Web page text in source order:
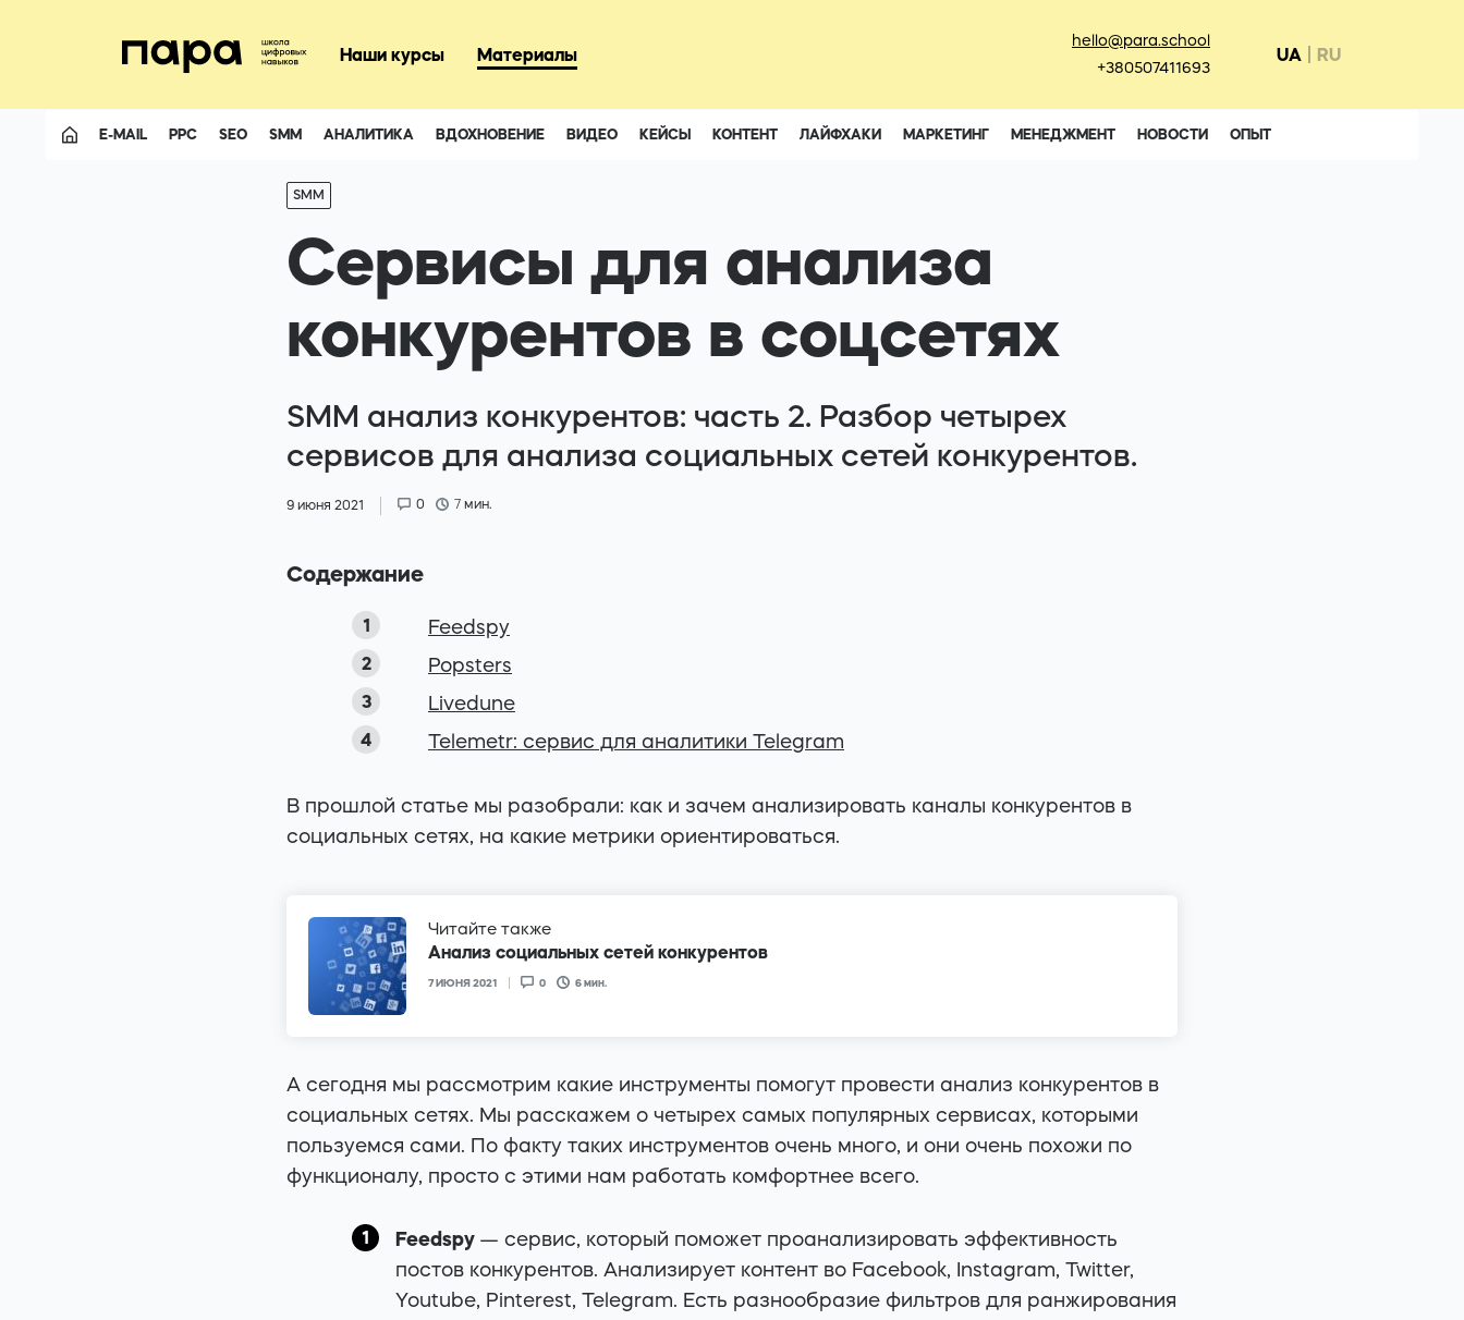
Наши курсы Материалы
hello@para.school
+380507411693
UA RU
E-MAIL PPC SEO SMM АНАЛИТИКА ВДОХНОВЕНИЕ ВИДЕО КЕЙСЫ КОНТЕНТ ЛАЙФХАКИ МАРКЕТИНГ МЕНЕДЖМЕНТ НОВОСТИ ОПЫТ
SMM
Сервисы для анализа
конкурентов в соцсетях
SMM анализ конкурентов: часть 2. Разбор четырех
сервисов для анализа социальных сетей конкурентов.
9 июня 2021 0 7 мин.
Содержание
Feedspy
Popsters
Livedune
Telemetr: сервис для аналитики Telegram
В прошлой статье мы разобрали: как и зачем анализировать каналы конкурентов в
социальных сетях, на какие метрики ориентироваться.
Читайте также
Анализ социальных сетей конкурентов
7 ИЮНЯ 2021 0 6мин.
А сегодня мы рассмотрим какие инструменты помогут провести анализ конкурентов в
социальных сетях. Мы расскажем о четырех самых популярных сервисах, которыми
пользуемся сами. По факту таких инструментов очень много, и они очень похожи по
функционалу, просто с этими нам работать комфортнее всего.
Feedspy — сервис, который поможет проанализировать эффективность
постов конкурентов. Aнализирует контент во Facebook, Instagram, Twitter,
Youtube, Pinterest, Telegram. Есть разнообразие фильтров для ранжирования